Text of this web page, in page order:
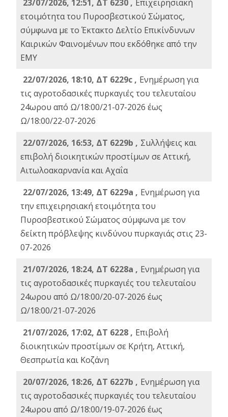
23/07/2026, 12:51, ΔΤ 6230 , Επιχειρησιακή
ετοιμότητα του Πυροσβεστικού Σώματος,
σύμφωνα με το Έκτακτο Δελτίο Επικίνδυνων
Καιρικών Φαινομένων που εκδόθηκε από την
ΕΜΥ
22/07/2026, 18:10, ΔΤ 6229c , Ενημέρωση για
τις αγροτοδασικές πυρκαγιές του τελευταίου
24ωρου από Ω/18:00/21-07-2026 έως
Ω/18:00/22-07-2026
22/07/2026, 16:53, ΔΤ 6229b , Σuλλήψεις και
επιβολή διοικητικών προστίμων σε Αττική,
Αιτωλοακαρνανία και Αχαΐα
22/07/2026, 13:49, ΔΤ 6229a , Ενημέρωση για
την επιχειρησιακή ετοιμότητα του
Πυροσβεστικού Σώματος σύμφωνα με τον
δείκτη πρόβλεψης κινδύνου πυρκαγιάς στις 23-
07-2026
21/07/2026, 18:24, ΔΤ 6228a , Ενημέρωση για
τις αγροτοδασικές πυρκαγιές του τελευταίου
24ωρου από Ω/18:00/20-07-2026 έως
Ω/18:00/21-07-2026
21/07/2026, 17:02, ΔΤ 6228 , Επιβολή
διοικητικών προστίμων σε Κρήτη, Αττική,
Θεσπρωτία και Κοζάνη
20/07/2026, 18:26, ΔΤ 6227b , Ενημέρωση για
τις αγροτοδασικές πυρκαγιές του τελευταίου
24ωρου από Ω/18:00/19-07-2026 έως